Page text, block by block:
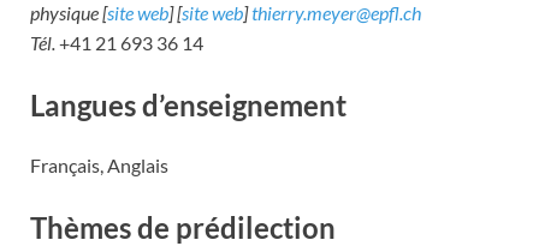
physique [site web] [site web]thierry.meyer@epfl.ch
Tél.+41 21 693 36 14
Langues d’enseignement
Français, Anglais
Thèmes de prédilection